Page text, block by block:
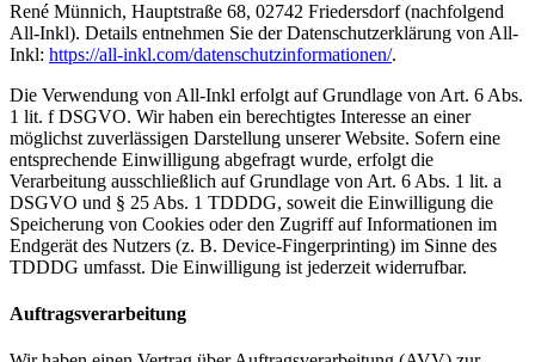
René Münnich, Hauptstraße 68, 02742 Friedersdorf (nachfolgend
All-Inkl). Details entnehmen Sie der Datenschutzerklärung von All-
Inkl: https://all-inkl.com/datenschutzinformationen/.
Die Verwendung von All-Inkl erfolgt auf Grundlage von Art. 6 Abs.
1 lit. f DSGVO. Wir haben ein berechtigtes Interesse an einer
möglichst zuverlässigen Darstellung unserer Website. Sofern eine
entsprechende Einwilligung abgefragt wurde, erfolgt die
Verarbeitung ausschließlich auf Grundlage von Art. 6 Abs. 1 lit. a
DSGVO und § 25 Abs. 1 TDDDG, soweit die Einwilligung die
Speicherung von Cookies oder den Zugriff auf Informationen im
Endgerät des Nutzers (z. B. Device-Fingerprinting) im Sinne des
TDDDG umfasst. Die Einwilligung ist jederzeit widerrufbar.
Auftragsverarbeitung